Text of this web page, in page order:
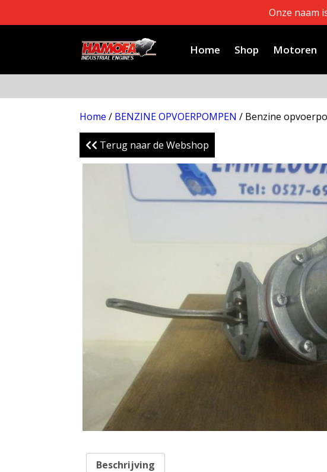
Onze naam
Home Shop Motoren
Home / BENZINE OPVOERPOMPEN / Benzine
Terug naar de Webshop
Beschrijving